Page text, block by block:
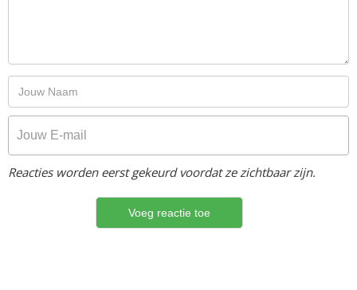
Reacties worden eerst gekeurd voordat ze zichtbaar zijn.